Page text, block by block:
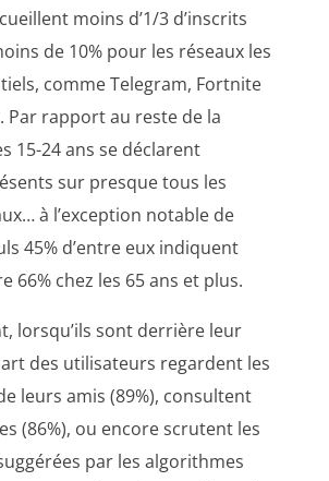
moins d’1/3 d’inscrits
de 10% pour les réseaux les
comme Telegram, Fortnite
Par rapport au reste de la
15-24 ans se déclarent
sur presque tous les
à l’exception notable de
45% d’entre eux indiquent
66% chez les 65 ans et plus.
lorsqu’ils sont derrière leur
des utilisateurs regardent les
leurs amis (89%), consultent
(86%), ou encore scrutent les
par les algorithmes